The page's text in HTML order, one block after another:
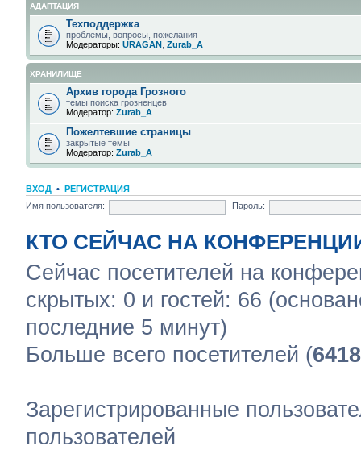
АДАПТАЦИЯ
Техподдержка
проблемы, вопросы, пожелания
Модераторы: URAGAN Zurab_A
ХРАНИЛИЩЕ
Архив города Грозного
темы поиска грозненцев
Модератор: Zurab_A
Пожелтевшие страницы
закрытые темы
Модератор: Zurab_A
ВХОД • РЕГИСТРАЦИЯ
Имя пользователя:
Пароль:
КТО СЕЙЧАС НА
Сейчас посетителей на
скрытых: 0 и гостей: 66
последние 5 минут)
Больше всего посетителей (6418
Зарегистрированные
пользователей